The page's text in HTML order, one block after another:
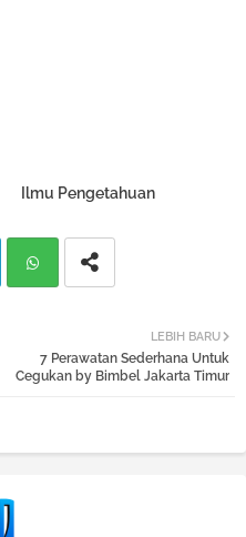
Ilmu Pengetahuan
atsa
LEBIH BARU
7 Perawatan Sederhana Untuk
Cegukan by Bimbel Jakarta Timur